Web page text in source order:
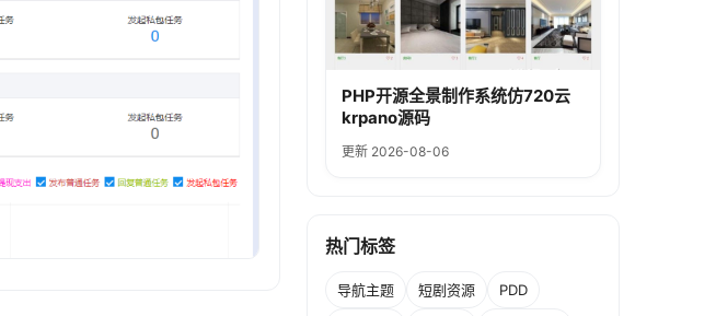
PHP开源全景制作系统仿720云
krpano源码
更新 2026-08-06
热门标签
导航主题 短剧资源 PDD